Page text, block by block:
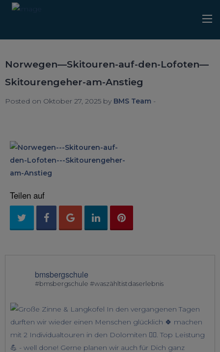
Norwegen—Skitouren-auf-den-Lofoten—
Skitourengeher-am-Anstieg
Posted on Oktober 27, 2025 by BMS Team -
Teilen auf
bmsbergschule
#bmsbergschule #waszähltistdaserlebnis